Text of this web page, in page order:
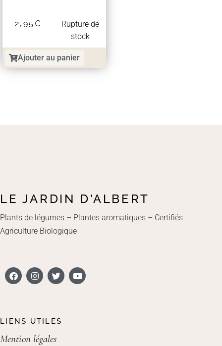
2,95€
Rupture de
stock
Ajouter au panier
LE JARDIN D'ALBERT
Plants de légumes – Plantes aromatiques – Certifiés
Agriculture Biologique
LIENS UTILES
Mention légales